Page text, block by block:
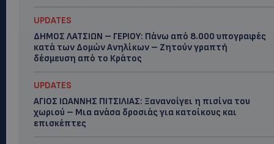
UPDATES
ΔΗΜΟΣ ΛΑΤΣΙΩΝ – ΓΕΡΙΟΥ: Πάνω από 8.000 υπογραφές
κατά των Δομών Ανηλίκων – Ζητούν γραπτή
δέσμευση από το Κράτος
UPDATES
ΑΓΙΟΣ ΙΩΑΝΝΗΣ ΠΙΤΣΙΛΙΑΣ: Ξανανοίγει η πισίνα του
χωριού – Μια ανάσα δροσιάς για κατοίκους και
επισκέπτες